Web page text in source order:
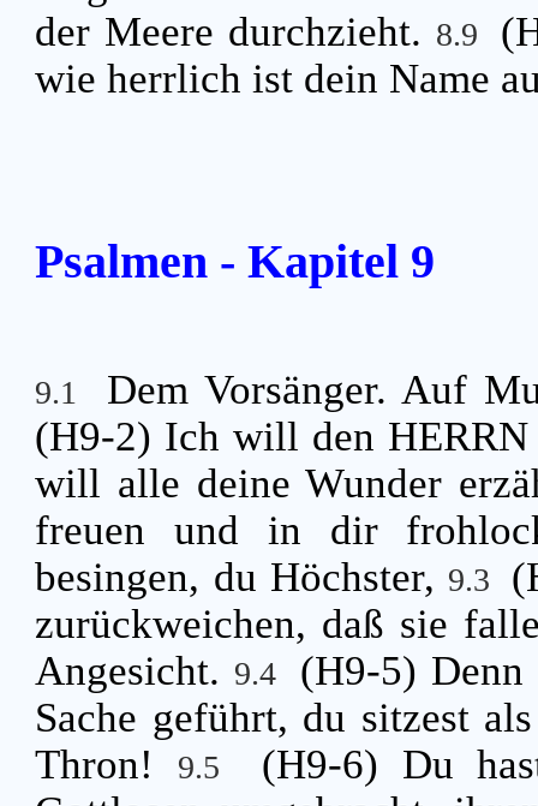
der Meere durchzieht. 8.9
wie herrlich ist dein Name
Psalmen - Kapitel 9
9.1
Dem Vorsänger. Auf
(H9-2) Ich will den HERRN
will alle deine Wunder
freuen und in dir
besingen, du Höchster, 9.3
zurückweichen, daß sie
Angesicht. 9.4
(H9-5) Denn
Sache geführt, du sitzest
Thron!
9.5
(H9-6) Du